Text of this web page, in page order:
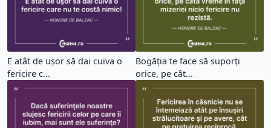
E atât de uşor să dai cuiva o
fericire c...
Bogăţia te face să suporţi
orice, pe cât...